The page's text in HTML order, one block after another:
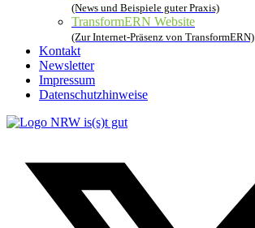
(News und Beispiele guter Praxis)
TransformERN Website
(Zur Internet-Präsenz von TransformERN)
Kontakt
Newsletter
Impressum
Datenschutzhinweise